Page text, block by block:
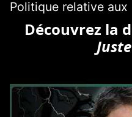
Politique relative aux
Découvrez la